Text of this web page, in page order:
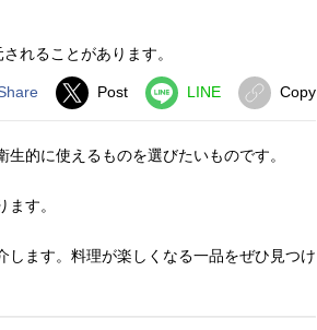
れることがあります。
Post LINE Copy
的に使えるものを選びたいものです。
す。
します。料理が楽しくなる一品をぜひ見つけ